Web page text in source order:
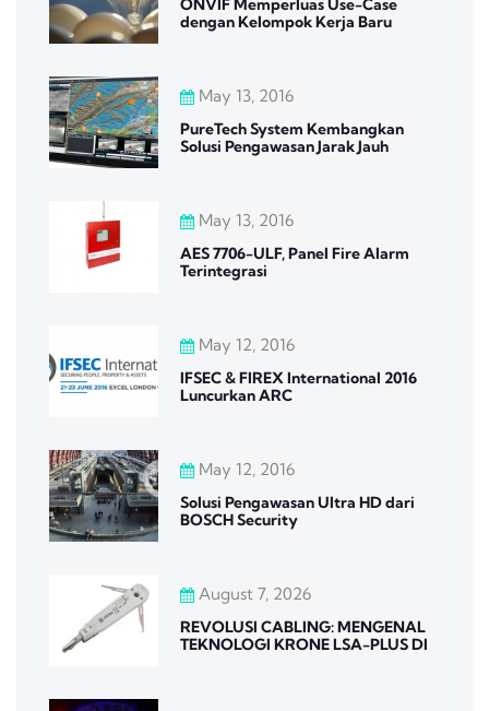
ONVIF Memperluas Use-Case
dengan Kelompok Kerja Baru
May 13, 2016
PureTech System Kembangkan
Solusi Pengawasan Jarak Jauh
May 13, 2016
AES 7706-ULF, Panel Fire Alarm
Terintegrasi
May 12, 2016
IFSEC & FIREX International 2016
Luncurkan ARC
May 12, 2016
Solusi Pengawasan Ultra HD dari
BOSCH Security
August 7, 2026
REVOLUSI CABLING: MENGENAL
TEKNOLOGI KRONE LSA-PLUS DI